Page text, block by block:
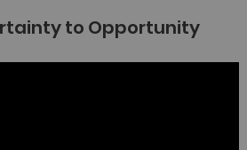
to Opportunity